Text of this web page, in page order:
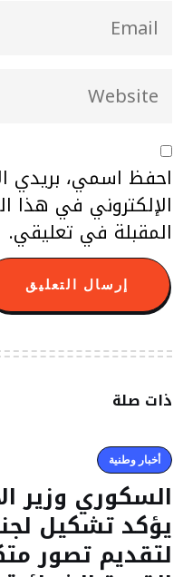
احفظ اسمي، بريدي
الإلكتروني في هذا
المقبلة في تعليقي.
ذات صلة
أخبار وطنية
السكوري وزير
يؤكد تشكيل
لتقديم تصور